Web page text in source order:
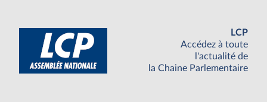
LCP
Accédez à toute
l'actualité de
la Chaine Parlementaire